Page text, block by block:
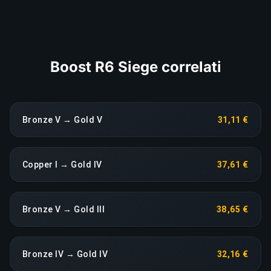
Boost R6 Siege correlati
Bronze V → Gold V 31,11 €
Copper I → Gold IV 37,61 €
Bronze V → Gold III 38,65 €
Bronze IV → Gold IV 32,16 €